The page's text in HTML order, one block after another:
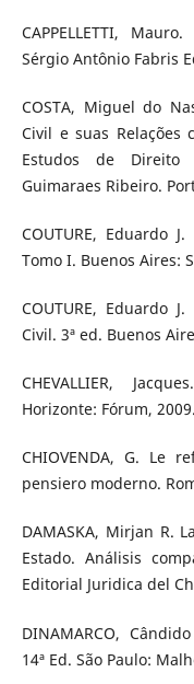
CAPPELLETTI,
Sérgio Antônio Fabris
COSTA, Miguel do
Civil e suas Relações
Estudos de Direito
Guimaraes Ribeiro.
COUTURE, Eduardo
Tomo I. Buenos Aires:
COUTURE, Eduardo
Civil. 3ª ed. Buenos
CHEVALLIER,
Horizonte: Fórum, 2009.
CHIOVENDA, G. Le
pensiero moderno.
DAMASKA, Mirjan R.
Estado. Análisis
Editorial Juridica del
DINAMARCO,
14ª Ed. São Paulo: